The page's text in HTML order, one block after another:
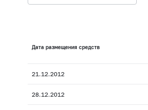
Дата размещения средств
21.12.2012
28.12.2012